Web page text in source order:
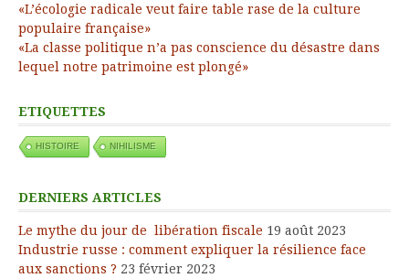
«L’écologie radicale veut faire table rase de la culture
populaire française»
«La classe politique n’a pas conscience du désastre dans
lequel notre patrimoine est plongé»
ETIQUETTES
HISTOIRE NIHILISME
DERNIERS ARTICLES
Le mythe du jour de libération fiscale 19 août 2023
Industrie russe : comment expliquer la résilience face
aux sanctions ? 23 février 2023